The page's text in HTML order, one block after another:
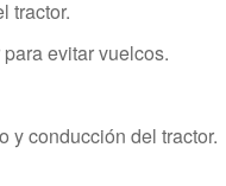
tractor.
evitar vuelcos.
y conducción del tractor.